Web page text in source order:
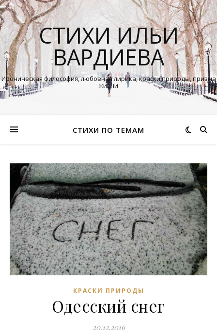
СТИХИ ИЛЬИ
ВАРДИЕВА
Ироническая философия, любовная лирика, краски природы, призма
жизни
СТИХИ ПО ТЕМАМ
КРАСКИ ПРИРОДЫ
Одесский снег
20.12.2016